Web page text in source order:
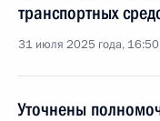
транспортных
31 июля 2025 года, 16:50
Уточнены